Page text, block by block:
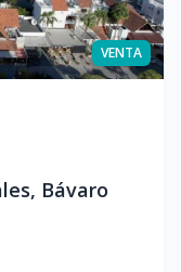
VENTA
Bávaro